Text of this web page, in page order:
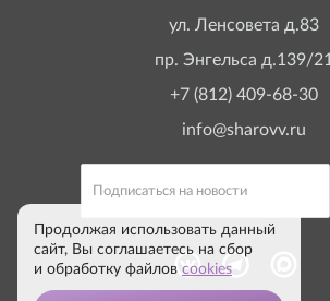
ул. Ленсовета д.83
пр. Энгельса д.139/21
+7 (812) 409-68-30
info@sharovv.ru
Продолжая использовать данный
сайт, Вы соглашаетесь на сбор
и обработку файлов cookies